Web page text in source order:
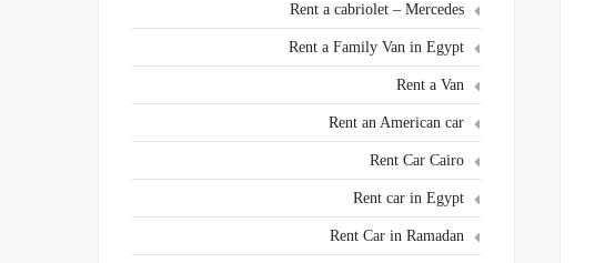
Rent a cabriolet – Mercedes
Rent a Family Van in Egypt
Rent a Van
Rent an American car
Rent Car Cairo
Rent car in Egypt
Rent Car in Ramadan